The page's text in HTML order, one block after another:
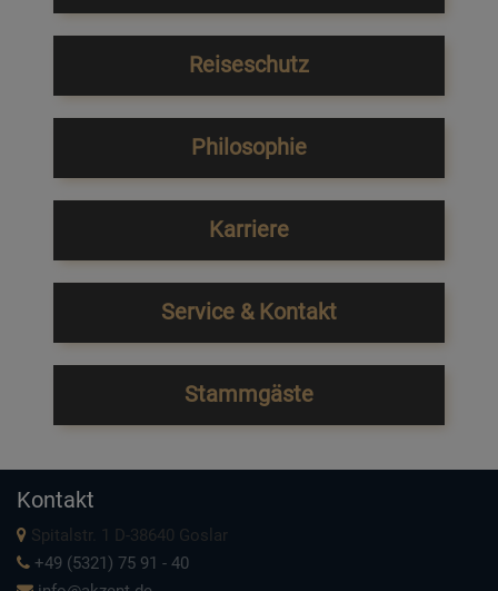
Reiseschutz
Philosophie
Karriere
Service & Kontakt
Stammgäste
Kontakt
Spitalstr. 1 D-38640 Goslar
+49 (5321) 75 91 - 40